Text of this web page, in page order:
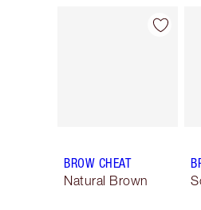
Artículo 1 de
BROW CHEAT
Natural Brown